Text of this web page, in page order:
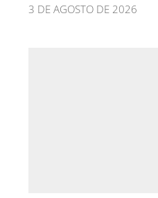
3 DE AGOSTO DE 2026